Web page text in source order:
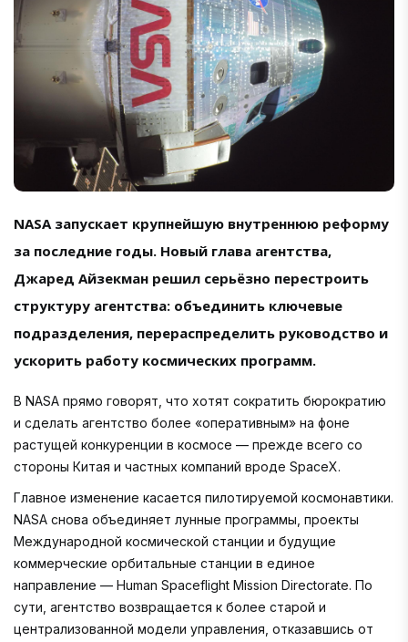
NASA запускает крупнейшую внутреннюю реформу
за последние годы. Новый глава агентства,
Джаред Айзекман решил серьёзно перестроить
структуру агентства: объединить ключевые
подразделения, перераспределить руководство и
ускорить работу космических программ.
В NASA прямо говорят, что хотят сократить бюрократию
и сделать агентство более «оперативным» на фоне
растущей конкуренции в космосе — прежде всего со
стороны Китая и частных компаний вроде SpaceX.
Главное изменение касается пилотируемой космонавтики.
NASA снова объединяет лунные программы, проекты
Международной космической станции и будущие
коммерческие орбитальные станции в единое
направление — Human Spaceflight Mission Directorate. По
сути, агентство возвращается к более старой и
централизованной модели управления, отказавшись от